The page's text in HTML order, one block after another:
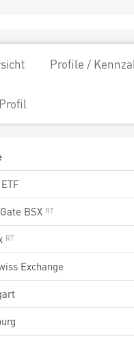
Profile /
BSX
Exchange